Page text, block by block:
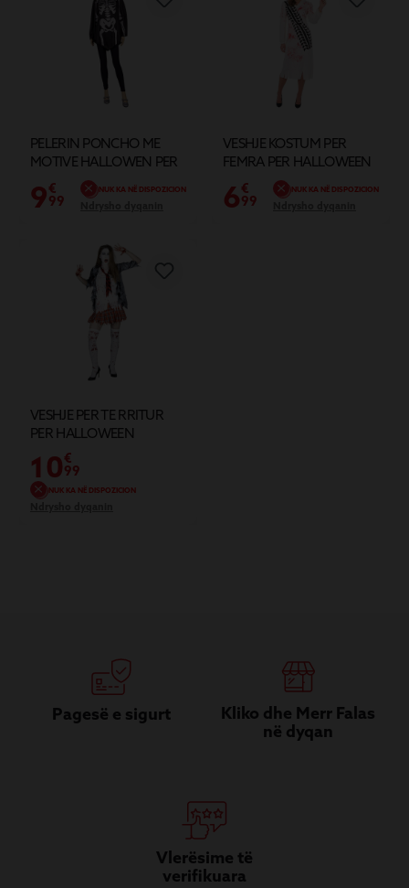
PELERIN PONCHO ME
MOTIVE HALLOWEN PER
FEMRA
9€
99
NUK KA NË DISPOZICION
VESHJE KOSTUM PER
FEMRA PER HALLOWEEN
MADHESIA L
6€
99
NUK KA NË DISPOZICION
VESHJE PER TE RRITUR
PER HALLOWEEN
10€
99
NUK KA NË DISPOZICION
Pagesë e sigurt
Kliko dhe Merr Falas
në dyqan
Vlerësime të
verifikuara